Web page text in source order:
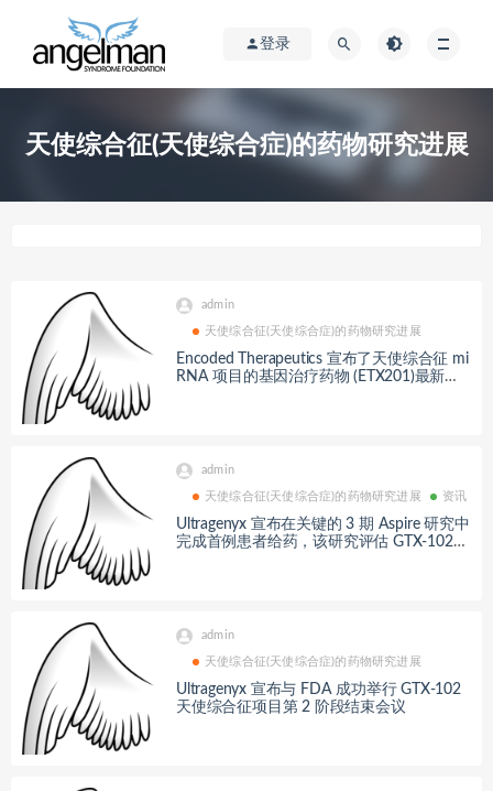
登录
天使综合征(天使综合症)的药物研究进展
admin
天使综合征(天使综合症)的药物研究进展
Encoded Therapeutics 宣布了天使综合征 mi
RNA 项目的基因治疗药物 (ETX201)最新进
admin
天使综合征(天使综合症)的药物研究进展 资讯
Ultragenyx 宣布在关键的 3 期 Aspire 研究中
完成首例患者给药，该研究评估 GTX-102
admin
天使综合征(天使综合症)的药物研究进展
Ultragenyx 宣布与 FDA 成功举行 GTX-102
天使综合征项目第 2 阶段结束会议